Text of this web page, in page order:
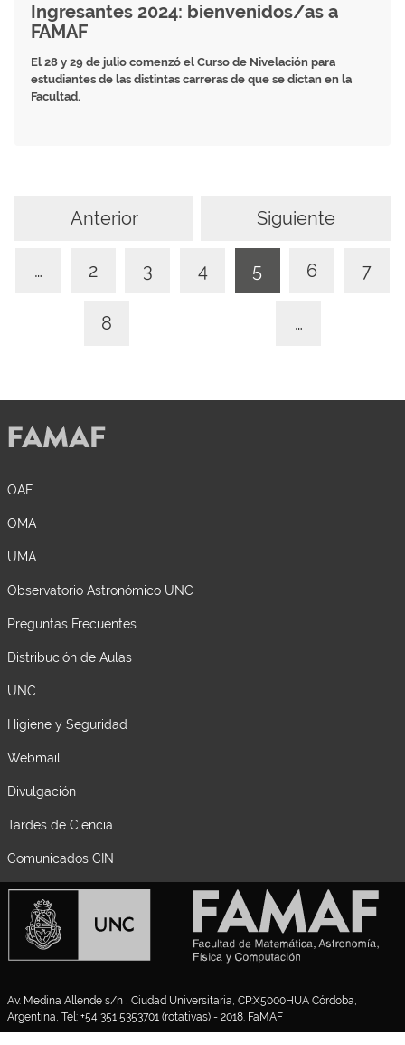
Ingresantes 2024: bienvenidos/as a
FAMAF
El 28 y 29 de julio comenzó el Curso de Nivelación para
estudiantes de las distintas carreras de que se dictan en la
Facultad.
Anterior Siguiente
… 2 3 4 5 6 7
8 …
OAF
OMA
UMA
Observatorio Astronómico UNC
Preguntas Frecuentes
Distribución de Aulas
UNC
Higiene y Seguridad
Webmail
Divulgación
Tardes de Ciencia
Comunicados CIN
Av. Medina Allende s/n , Ciudad Universitaria, CP:X5000HUA Córdoba,
Argentina, Tel: +54 351 5353701 (rotativas) - 2018. FaMAF